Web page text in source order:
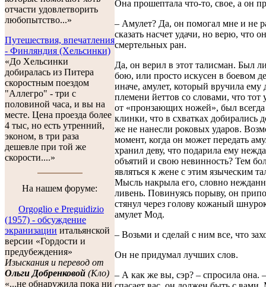
отчасти удовлетворить
любопытство...»
Путешествия, впечатления
- Финляндия (Хельсинки)
«До Хельсинки
добиралась из Питера
скоростным поездом
"Аллегро" - три с
половиной часа, и вы на
месте. Цена проезда более
4 тыс, но есть утренний,
эконом, в три раза
дешевле при той же
скорости....»
На нашем форуме:
Orgoglio e Preguidizio
(1957) - обсуждение
экранизации итальянской
версии «Гордости и
предубеждения»
Изыскания и перевод от
Ольги Добренковой (Кло)
«...не обнаружила пока ни
Она прошептала что-то, свое, а он
– Амулет? Да, он помогал мне и не
сказать насчет удачи, но верю, что
смертельных ран.
Да, он верил в этот талисман. Был
бою, или просто искусен в боевом
иначе, амулет, который вручила ему
племени йеттов со словами, что тот
от «пронзающих ножей», был
клинки, что в схватках добирались
же не нанесли роковых ударов.
момент, когда он может передать
хранил деву, что подарила ему
объятий и свою невинность? Тем
являться к жене с этим языческим
Мысль накрыла его, словно
ливень. Повинуясь порыву, он
стянул через голову кожаный
амулет Мод.
– Возьми и сделай с ним все, что
Он не придумал лучших слов.
– А как же вы, сэр? – спросила она.